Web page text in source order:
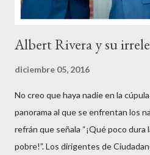
Albert Rivera y su
diciembre 05, 2016
No creo que haya nadie en la
panorama al que se enfrentan los
refrán que señala “¡Qué poco dura
pobre!”. Los dirigentes de